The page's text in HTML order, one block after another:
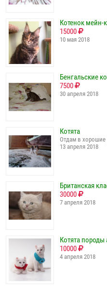
Котенок мейн-
15000
10 мая 2018
Бенгальские
7500
30 апреля 2018
Котята
Отдам в хорошие
13 апреля 2018
Британская
30000
7 апреля 2018
Котята породы
10000
4 апреля 2018